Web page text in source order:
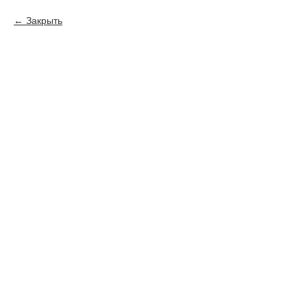
Закрыть